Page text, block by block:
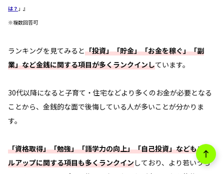
は？ 」』
※複数回答可
ランキングを見てみると「投資」「貯金」「お金を稼ぐ」「副
業」など金銭に関する項目が多くランクインしています。
30代以降になると子育て・住宅などより多くのお金が必要となる
ことから、金銭的な面で後悔している人が多いことが分かりま
す。
「資格取得」「勉強」「語学力の向上」「自己投資」などもスキ
ルアップに関する項目も多くランクインしており、より若いうち